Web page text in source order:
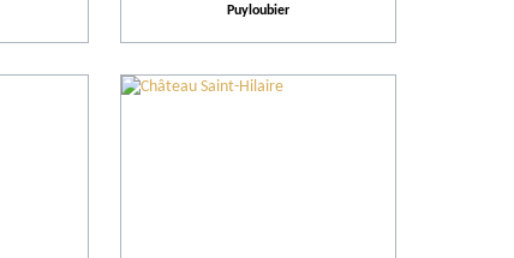
Puyloubier